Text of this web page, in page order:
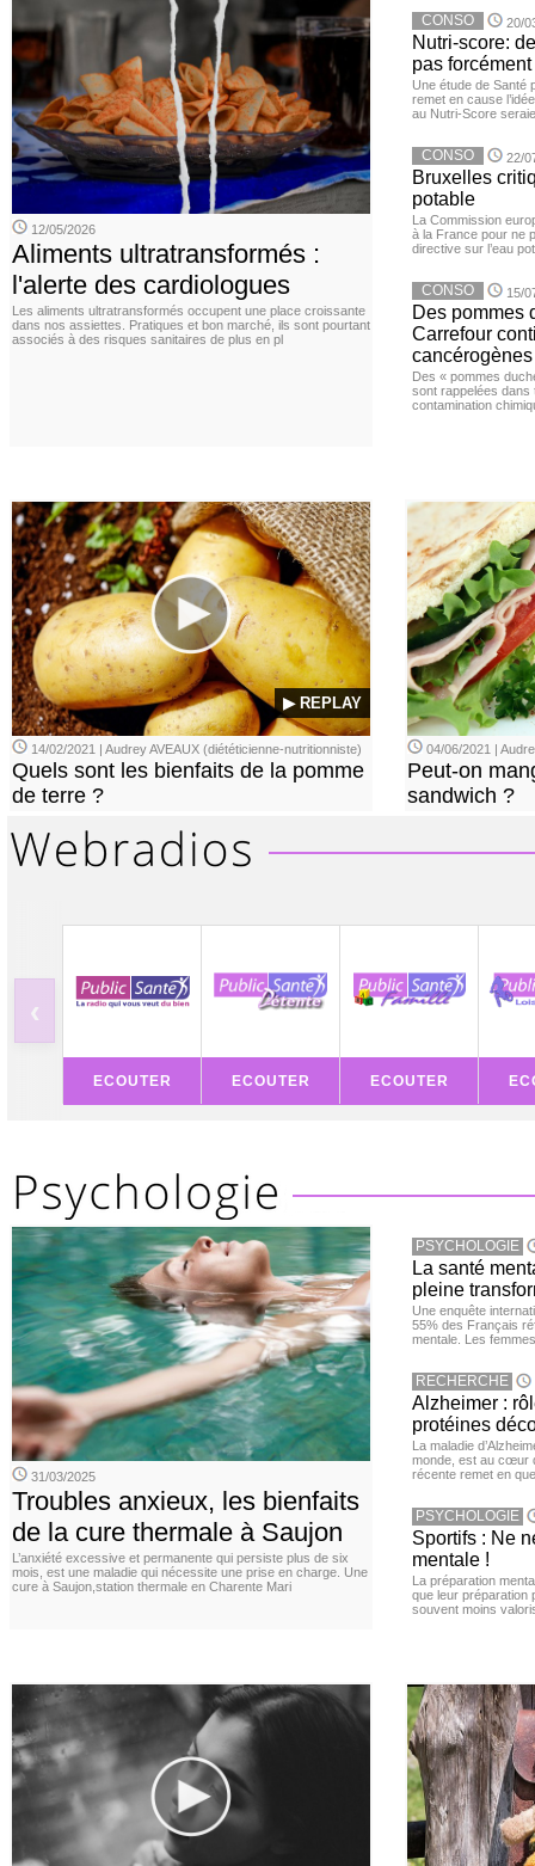
12/05/2026
Aliments ultratransformés :
l'alerte des cardiologues
Les aliments ultratransformés occupent une place croissante
dans nos assiettes. Pratiques et bon marché, ils sont pourtant
associés à des risques sanitaires de plus en pl
CONSO 20/
Nutri-score:
pas
Une étude de Santé
remet en cause
au Nutri-Score
CONSO 22/
Bruxelles
potable
La Commission
à la France pour ne
directive sur l’eau
CONSO 15/
Des pommes
Carrefour
cancérogènes
Des « pommes
sont rappelées dans
contamination
▶ REPLAY
14/02/2021 | Audrey AVEAUX (diététicienne-nutritionniste)
Quels sont les bienfaits de la pomme
de terre ?
04/06/2021 |
Peut-on
sandwich ?
‹
ECOUTER ECOUTER ECOUTER
31/03/2025
Troubles anxieux, les bienfaits
de la cure thermale à Saujon
L’anxiété excessive et permanente qui persiste plus de six
mois, est une maladie qui nécessite une prise en charge. Une
cure à Saujon,station thermale en Charente Mari
PSYCHOLOGIE
La santé
pleine
Une enquête
55% des Français
mentale. Les
RECHERCHE
Alzheimer :
protéines
La maladie
monde, est au cœur
récente remet en
PSYCHOLOGIE
Sportifs : Ne
mentale !
La préparation
que leur préparation
souvent moins